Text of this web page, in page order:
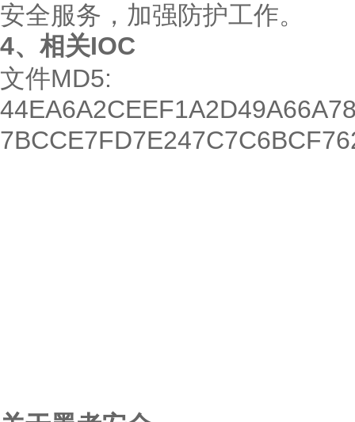
安全服务，加强防护工作。
4、相关IOC
文件MD5: